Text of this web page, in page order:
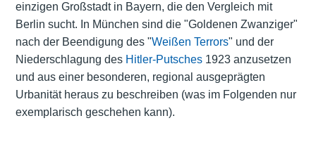
einzigen Großstadt in Bayern, die den Vergleich mit
Berlin sucht. In München sind die "Goldenen Zwanziger"
nach der Beendigung des "Weißen Terrors" und der
Niederschlagung des Hitler-Putsches1923 anzusetzen
und aus einer besonderen, regional ausgeprägten
Urbanität heraus zu beschreiben (was im Folgenden nur
exemplarisch geschehen kann).